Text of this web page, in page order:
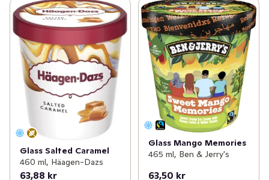
Glass Salted Caramel
460 ml, Häagen-Dazs
63,88 kr
Glass Mango Memories
465 ml, Ben & Jerry's
63,50 kr